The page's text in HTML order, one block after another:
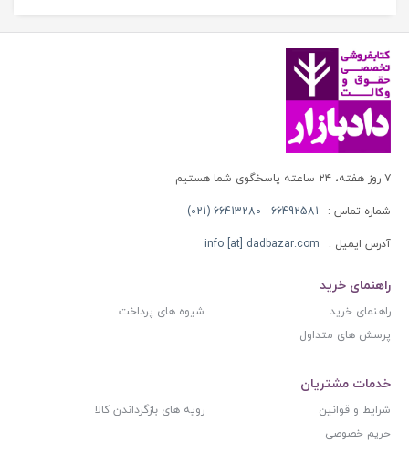
۷ روز هفته، ۲۴ ساعته پاسخگوی شما هستیم
شماره تماس : 66492581 - 66413280 (021)
آدرس ایمیل : info [at] dadbazar.com
راهنمای خرید
راهنمای خرید
شیوه های پرداخت
پرسش های متداول
خدمات مشتریان
شرایط و قوانین
رویه های بازگرداندن کالا
حریم خصوصی